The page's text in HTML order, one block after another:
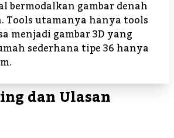
bermodalkan gambar denah
Tools utamanya hanya tools
menjadi gambar 3D yang
sederhana tipe 36 hanya
dan Ulasan